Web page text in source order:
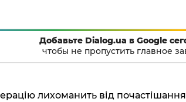
Добавьте Dialog.ua в Google
чтобы не пропустить главное
лихоманить від